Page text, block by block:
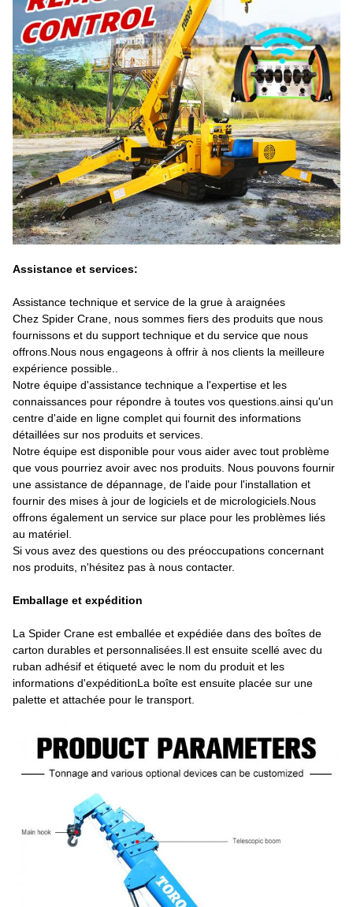
Assistance et services:
Assistance technique et service de la grue à araignées
Chez Spider Crane, nous sommes fiers des produits que nous
fournissons et du support technique et du service que nous
offrons.Nous nous engageons à offrir à nos clients la meilleure
expérience possible..
Notre équipe d'assistance technique a l'expertise et les
connaissances pour répondre à toutes vos questions.ainsi qu'un
centre d'aide en ligne complet qui fournit des informations
détaillées sur nos produits et services.
Notre équipe est disponible pour vous aider avec tout problème
que vous pourriez avoir avec nos produits. Nous pouvons fournir
une assistance de dépannage, de l'aide pour l'installation et
fournir des mises à jour de logiciels et de micrologiciels.Nous
offrons également un service sur place pour les problèmes liés
au matériel.
Si vous avez des questions ou des préoccupations concernant
nos produits, n'hésitez pas à nous contacter.
Emballage et expédition
La Spider Crane est emballée et expédiée dans des boîtes de
carton durables et personnalisées.Il est ensuite scellé avec du
ruban adhésif et étiqueté avec le nom du produit et les
informations d'expéditionLa boîte est ensuite placée sur une
palette et attachée pour le transport.